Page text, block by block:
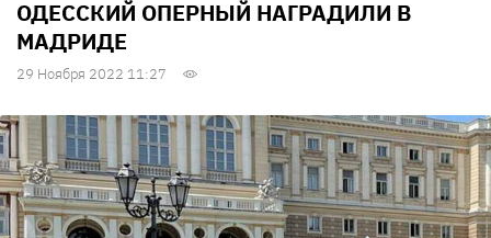
ОДЕССКИЙ ОПЕРНЫЙ НАГРАДИЛИ В
МАДРИДЕ
29 Ноября 2022 11:27